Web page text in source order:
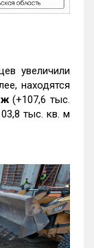
увеличили
находятся
(+107,6 тыс.
тыс. кв. м